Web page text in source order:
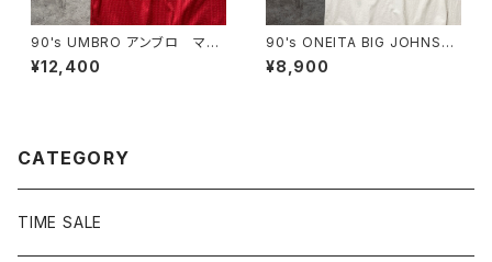
90's UMBRO アンブロ マン
チェスターユナイテッド イング
ランドプレミアリーグ ハーフジ
¥12,400
90's ONEITA BIG JOHNSO
N FINS ダイビング バックプリ
ント スラング シングルステッ
¥8,900
CATEGORY
TIME SALE